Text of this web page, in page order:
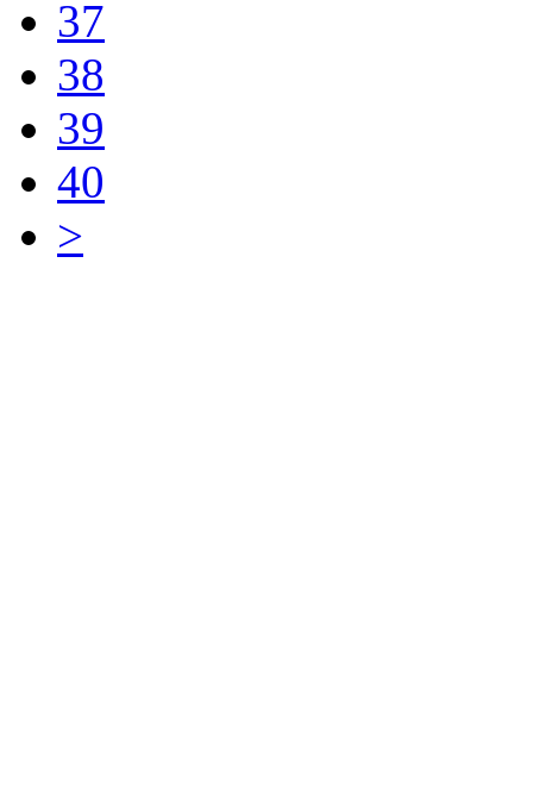
37
38
39
40
>